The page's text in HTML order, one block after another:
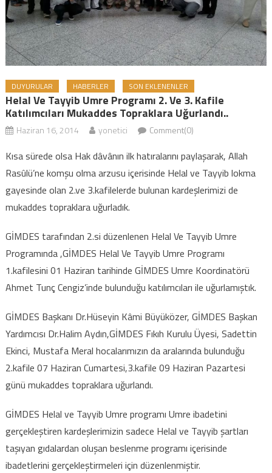
DUYURULAR HABERLER SON EKLENENLER
Helal Ve Tayyib Umre Programı 2. Ve 3. Kafile
Katılımcıları Mukaddes Topraklara Uğurlandı..
Haziran 16, 2014 yonetici Comment(0)
Kısa sürede olsa Hak dâvânın ilk hatıralarını paylaşarak, Allah
Rasûlü’ne komşu olma arzusu içerisinde Helal ve Tayyib lokma
gayesinde olan 2.ve 3.kafilelerde bulunan kardeşlerimizi de
mukaddes topraklara uğurladık.
GİMDES tarafından 2.si düzenlenen Helal Ve Tayyib Umre
Programında ,GİMDES Helal Ve Tayyib Umre Programı
1.kafilesini 01 Haziran tarihinde GİMDES Umre Koordinatörü
Ahmet Tunç Cengiz’inde bulunduğu katılımcıları ile uğurlamıştık.
GİMDES Başkanı Dr.Hüseyin Kâmi Büyüközer, GİMDES Başkan
Yardımcısı Dr.Halim Aydın,GİMDES Fıkıh Kurulu Üyesi, Sadettin
Ekinci, Mustafa Meral hocalarımızın da aralarında bulunduğu
2.kafile 07 Haziran Cumartesi,3.kafile 09 Haziran Pazartesi
günü mukaddes topraklara uğurlandı.
GİMDES Helal ve Tayyib Umre programı Umre ibadetini
gerçekleştiren kardeşlerimizin sadece Helal ve Tayyib şartları
taşıyan gıdalardan oluşan beslenme programı içerisinde
ibadetlerini gerçekleştirmeleri için düzenlenmiştir.